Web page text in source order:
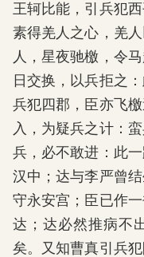
王轲比能，引兵犯
素得羌人之心，羌
人，星夜驰檄，令
日交换，以兵拒之
兵犯四郡，臣亦飞
入，为疑兵之计：
兵，必不敢进：此
汉中；达与李严曾
守永安宫；臣已作
达；达必然推病不
矣。又知曹真引兵